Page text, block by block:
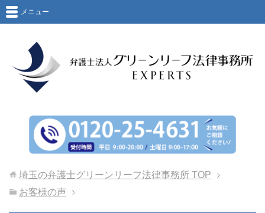
メニュー
埼玉の弁護士グリーンリーフ法律事務所 TOP
お客様の声